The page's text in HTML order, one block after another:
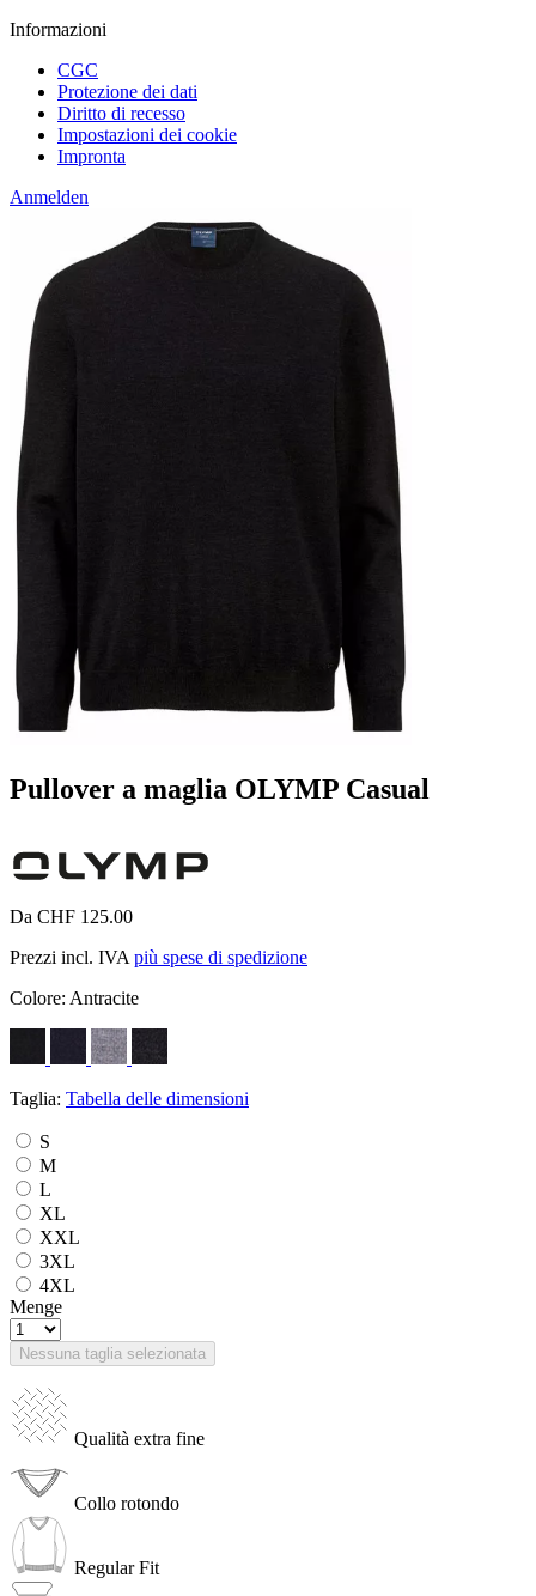
Informazioni
CGC
Protezione dei dati
Diritto di recesso
Impostazioni dei cookie
Impronta
Anmelden
Pullover a maglia OLYMP Casual
Da CHF 125.00
Prezzi incl. IVA più spese di spedizione
Colore: Antracite
Taglia: Tabella delle dimensioni
S
M
L
XL
XXL
3XL
4XL
Menge
Nessuna taglia selezionata
Qualità extra fine
Collo rotondo
Regular Fit